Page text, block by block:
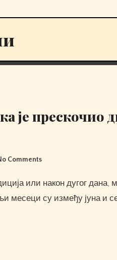
је прескочио
Comments
месеци су између јуна и